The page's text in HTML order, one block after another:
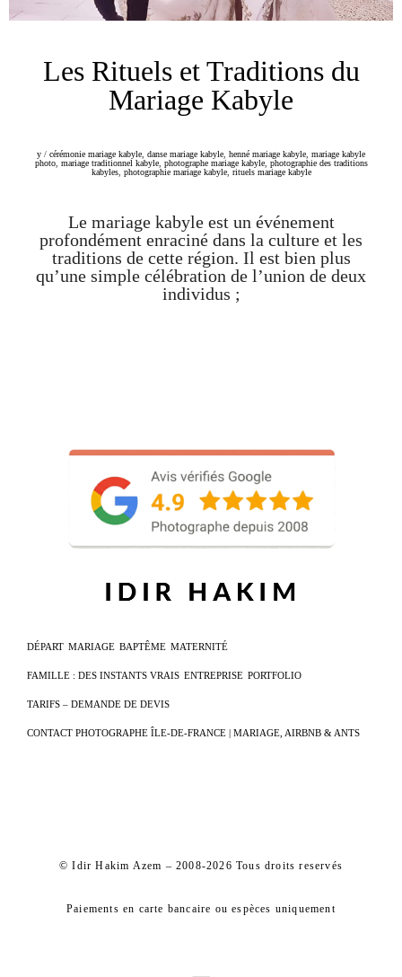
Les Rituels et Traditions du
Mariage Kabyle
y / cérémonie mariage kabyle danse mariage kabyle henné mariage kabyle mariage kabyle
photo, mariage traditionnel kabyle, photographe mariage kabyle, photographie des traditions
kabyles, photographie mariage kabyle, rituels mariage kabyle
Le mariage kabyle est un événement
profondément enraciné dans la culture et les
traditions de cette région. Il est bien plus
qu’une simple célébration de l’union de deux
individus ;
DÉPART MARIAGE BAPTÊME MATERNITÉ
FAMILLE : DES INSTANTS VRAIS ENTREPRISE PORTFOLIO
TARIFS – DEMANDE DE DEVIS
CONTACT PHOTOGRAPHE ÎLE-DE-FRANCE | MARIAGE, AIRBNB & ANTS
© Idir Hakim Azem – 2008-2026 Tous droits reservés
Paiements en carte bancaire ou espèces uniquement